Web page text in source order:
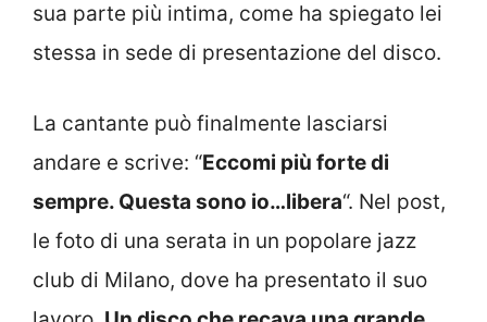
sua parte più intima, come ha spiegato lei
stessa in sede di presentazione del disco.
La cantante può finalmente lasciarsi
andare e scrive: “Eccomi più forte di
sempre. Questa sono io…libera“. Nel post,
le foto di una serata in un popolare jazz
club di Milano, dove ha presentato il suo